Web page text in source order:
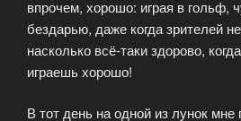
впрочем, хорошо: играя в гольф,
бездарью, даже когда зрителей
насколько всё-таки здорово,
играешь хорошо!
В тот день на одной из лунок